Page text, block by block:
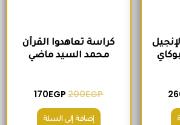
كراسة تعاهدوا القرآن
محمد السيد ماضي
200EGP
170EGP
إضافة إلى السلة